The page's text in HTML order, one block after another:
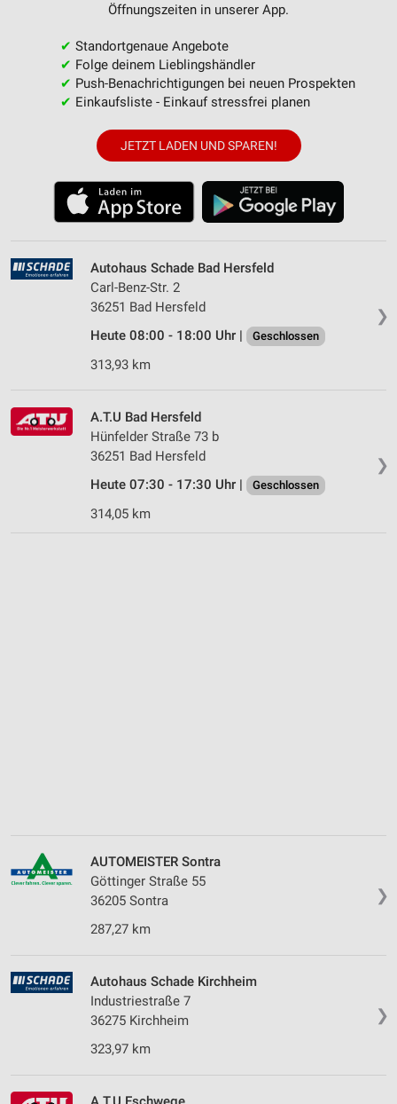
Öffnungszeiten in unserer App.
✔ Standortgenaue Angebote
✔ Folge deinem Lieblingshändler
✔ Push-Benachrichtigungen bei neuen Prospekten
✔ Einkaufsliste - Einkauf stressfrei planen
JETZT LADEN UND SPAREN!
❯
Autohaus Schade Bad Hersfeld
Carl-Benz-Str. 2
36251 Bad Hersfeld
Heute 08:00 - 18:00 Uhr |
Geschlossen
313,93 km
❯
A.T.U Bad Hersfeld
Hünfelder Straße 73 b
36251 Bad Hersfeld
Heute 07:30 - 17:30 Uhr |
Geschlossen
314,05 km
❯
AUTOMEISTER Sontra
Göttinger Straße 55
36205 Sontra
287,27 km
❯
Autohaus Schade Kirchheim
Industriestraße 7
36275 Kirchheim
323,97 km